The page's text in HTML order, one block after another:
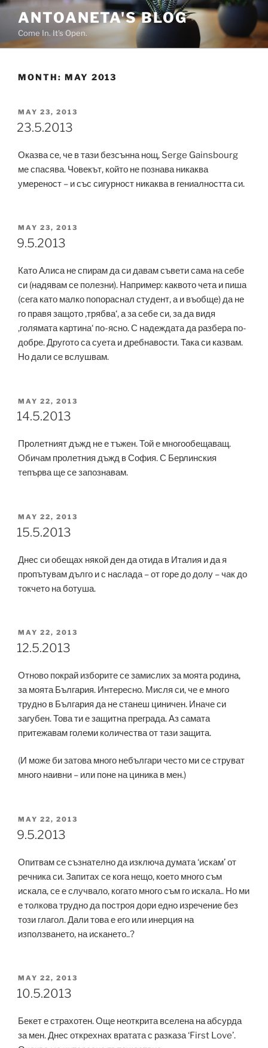
Skip
content
ANTOANETA'S BLOG
Come In. It's Open.
MONTH: MAY 2013
POSTED
ON
MAY 23, 2013
23.5.2013
Оказва се, че в тази безсънна нощ, Serge Gainsbourg
ме спасява. Човекът, който не познава никаква
умереност – и със сигурност никаква в гениалността си.
POSTED
ON
MAY 23, 2013
9.5.2013
Като Алиса не спирам да си давам съвети сама на себе
си (надявам се полезни). Например: каквото чета и пиша
(сега като малко попораснал студент, а и въобще) да не
го правя защото ‚трябва‘, а за себе си, за да видя
‚голямата картина‘ по-ясно. С надеждата да разбера по-
добре. Другото са суета и дребнавости. Така си казвам.
Но дали се вслушвам.
POSTED
ON
MAY 22, 2013
14.5.2013
Пролетният дъжд не е тъжен. Той е многообещаващ.
Обичам пролетния дъжд в София. С Берлинския
тепърва ще се запознавам.
POSTED
ON
MAY 22, 2013
15.5.2013
Днес си обещах някой ден да отида в Италия и да я
пропътувам дълго и с наслада – от горе до долу – чак до
токчето на ботуша.
POSTED
ON
MAY 22, 2013
12.5.2013
Отново покрай изборите се замислих за моята родина,
за моята България. Интересно. Мисля си, че е много
трудно в България да не станеш циничен. Иначе си
загубен. Това ти е защитна преграда. Аз самата
притежавам големи количества от тази защита.
(И може би затова много небългари често ми се струват
много наивни – или поне на циника в мен.)
POSTED
ON
MAY 22, 2013
9.5.2013
Опитвам се съзнателно да изключа думата ‘искам’ от
речника си. Запитах се кога нещо, което много съм
искала, се е случвало, когато много съм го искала.. Но ми
е толкова трудно да построя дори едно изречение без
този глагол. Дали това е его или инерция на
използването, на искането..?
POSTED
ON
MAY 22, 2013
10.5.2013
Бекет е страхотен. Още неоткрита вселена на абсурда
за мен. Днес открехнах вратата с разказа ‘First Love’.